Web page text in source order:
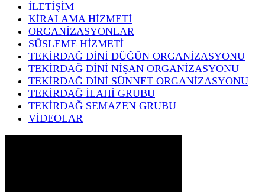
İLETİŞİM
KİRALAMA HİZMETİ
ORGANİZASYONLAR
SÜSLEME HİZMETİ
TEKİRDAĞ DİNİ DÜĞÜN ORGANİZASYONU
TEKİRDAĞ DİNİ NİŞAN ORGANİZASYONU
TEKİRDAĞ DİNİ SÜNNET ORGANİZASYONU
TEKİRDAĞ İLAHİ GRUBU
TEKİRDAĞ SEMAZEN GRUBU
VİDEOLAR